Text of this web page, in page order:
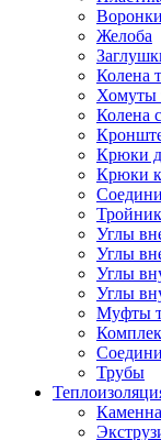
Воронки
Желоба
Колена
Хомуты
Колена
Крюки
Крюки
Углы
Углы
Углы
Углы
Муфты
Трубы